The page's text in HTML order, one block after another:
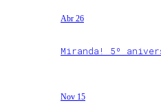
Abr 26
Miranda! 5º
Nov 15